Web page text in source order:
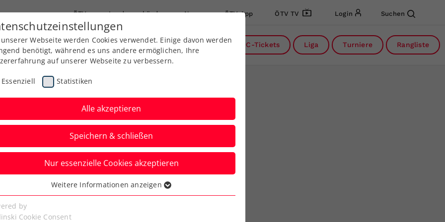
ÖTV Landesverbände News ÖTV App ÖTV TV Login Suchen
Ausbildung Services Über uns Kreise DC-Tickets Liga Turniere Rangliste
und Ofner im
TV SPORT Talk
Webseite werden Cookies verwendet. Einige davon werden
benötigt, während es uns andere ermöglichen, Ihre
auf unserer Webseite zu verbessern.
Essenziell Statistiken
Alle akzeptieren
Speichern & schließen
Nur essenzielle Cookies akzeptieren
Cookies werden für grundlegende Funktionen der
benötigt. Dadurch ist gewährleistet, dass die Webseite
Weitere Informationen anzeigen
by
Cookie Consent